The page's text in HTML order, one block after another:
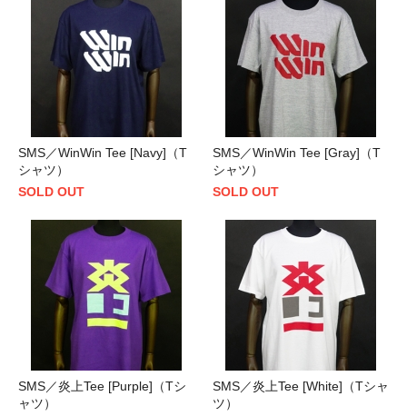
SMS／WinWin Tee [Navy]（T
シャツ）
SOLD OUT
SMS／WinWin Tee [Gray]（T
シャツ）
SOLD OUT
SMS／炎上Tee [Purple]（Tシ
ャツ）
SMS／炎上Tee [White]（Tシャ
ツ）